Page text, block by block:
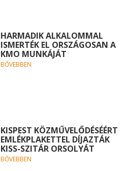
HARMADIK ALKALOMMAL
ISMERTÉK EL ORSZÁGOSAN A
KMO MUNKÁJÁT
BŐVEBBEN
KISPEST KÖZMŰVELŐDÉSÉÉRT
EMLÉKPLAKETTEL DÍJAZTÁK
KISS-SZITÁR ORSOLYÁT
BŐVEBBEN